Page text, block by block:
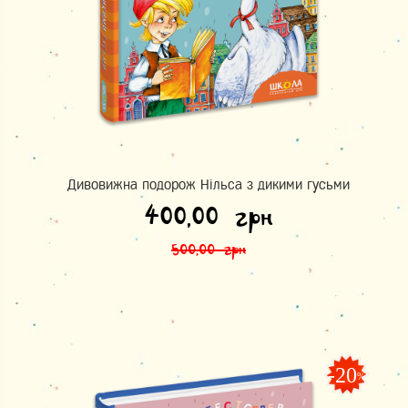
Дивовижна подорож Нільса з дикими гусьми
500,00грн
Оригінальна ціна: 500,00 грн.
400,00 грн
Поточна ціна: 400,00 грн.
-20%